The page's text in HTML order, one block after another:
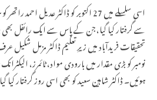
اسی سلسلے میں 27 اکتوبر کو ڈاکٹر عدیل
سے گرفتار کیا گیا، جن کے پاس سے ایک رائفل بھی
نومبر کو بڑی مقدار میں بارودی مواد، ٹائمرز،
ہوئیں۔ ڈاکٹر شاہین سعید کو بھی اسی روز گرفتار کیا گیا۔